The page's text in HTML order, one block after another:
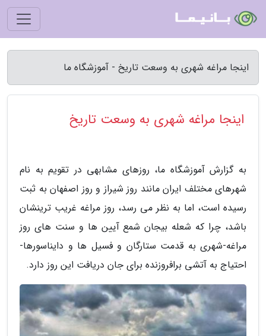
اینجا مراغه شهری به وسعت تاریخ - آموزشگاه ما
اینجا مراغه شهری به وسعت تاریخ
به گزارش آموزشگاه ما، روزهای مشابهی در تقویم به نام
شهرهای مختلف ایران مانند روز شیراز و روز اصفهان به ثبت
رسیده است، اما به نظر می رسد، روز مراغه غریب ترینشان
باشد، چرا که شعله بیجان شمع آیین ها و سنت های روز
مراغه-شهری به قدمت ستارگان و فسیل ها و دایناسورها-
احتیاج به آتشی برافروزنده برای جان دریافت این روز دارد.